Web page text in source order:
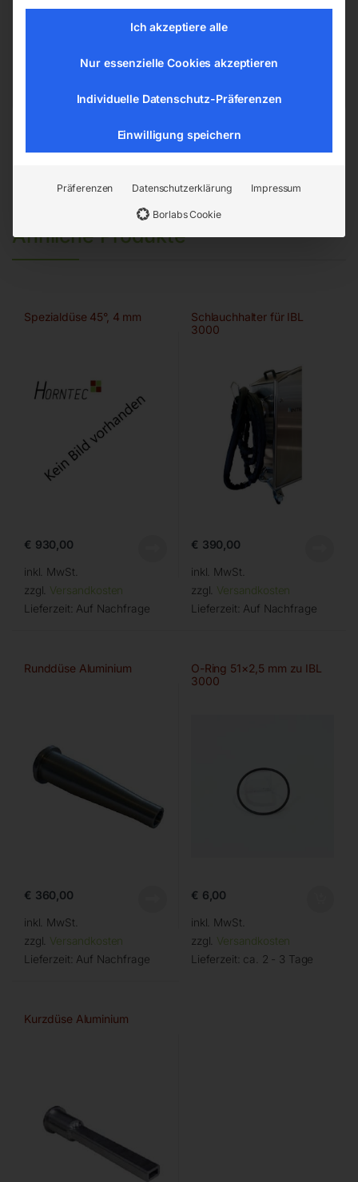
Kategorien:Drucklufttechnologie,
Ähnliche Produkte
Spezialdüse 45°, 4 mm
€ 930,00
inkl. MwSt.
zzgl. Versandkosten
Lieferzeit: Auf Nachfrage
Schlauchhalter für IBL
3000
€ 390,00
inkl. MwSt.
zzgl. Versandkosten
Lieferzeit: Auf Nachfrage
Runddüse Aluminium
€ 360,00
inkl. MwSt.
zzgl. Versandkosten
Lieferzeit: Auf Nachfrage
O-Ring 51×2,5 mm zu IBL
3000
€ 6,00
inkl. MwSt.
zzgl. Versandkosten
Lieferzeit: ca. 2 - 3 Tage
Kurzdüse Aluminium
Ich akzeptiere alle
Nur essenzielle Cookies akzeptieren
Individuelle Datenschutz-Präferenzen
Einwilligung speichern
Präferenzen Datenschutzerklärung Impressum
Borlabs Cookie